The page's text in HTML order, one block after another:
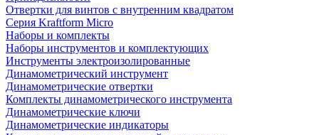
Отвертки для винтов с внутренним квадратом
Серия Kraftform Micro
Наборы и комплекты
Наборы инструментов и комплектующих
Инструменты электроизолированные
Динамометрический инструмент
Динамометрические отвертки
Комплекты динамометрического инструмента
Динамометрические ключи
Динамометрические индикаторы